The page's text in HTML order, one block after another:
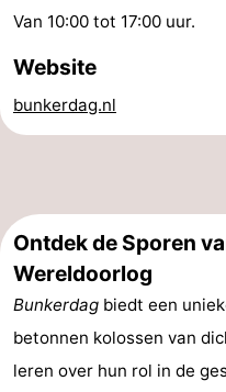
Forum
Route
-
Nieuws
Medische
Noord-
Van 10:00 tot 17:00 uur.
Website
bunkerdag.nl
Ontdek de Sporen
Wereldoorlog
Bunkerdag biedt een
betonnen kolossen van
leren over hun rol in de